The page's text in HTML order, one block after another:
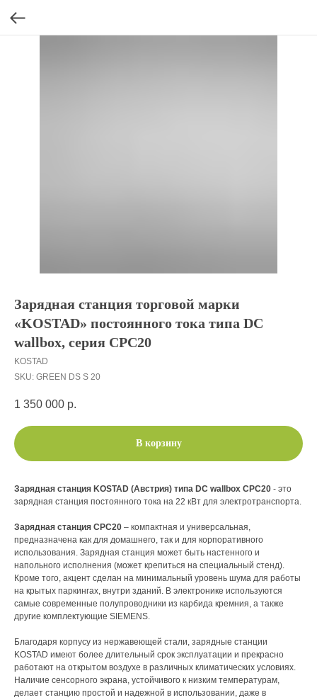
Зарядная станция торговой марки
«KOSTAD» постоянного тока типа DC
wallbox, серия СРС20
KOSTAD
SKU: GREEN DS S 20
1 350 000 р.
В корзину
Зарядная станция KOSTAD (Австрия) типа DC wallbox СРС20 - это
зарядная станция постоянного тока на 22 кВт для электротранспорта.
Зарядная станция СРС20 – компактная и универсальная,
предназначена как для домашнего, так и для корпоративного
использования. Зарядная станция может быть настенного и
напольного исполнения (может крепиться на специальный стенд).
Кроме того, акцент сделан на минимальный уровень шума для работы
на крытых паркингах, внутри зданий. В электронике используются
самые современные полупроводники из карбида кремния, а также
другие комплектующие SIEMENS.
Благодаря корпусу из нержавеющей стали, зарядные станции
KOSTAD имеют более длительный срок эксплуатации и прекрасно
работают на открытом воздухе в различных климатических условиях.
Наличие сенсорного экрана, устойчивого к низким температурам,
делает станцию простой и надежной в использовании, даже в